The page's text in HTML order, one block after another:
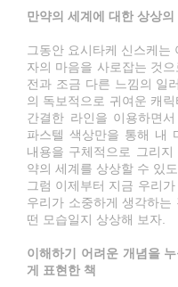
만약의 세계에 대한 상상
그동안 요시타케 신스케는
자의 마음을 사로잡는 것
전과 조금 다른 느낌의 일
의 독보적으로 귀여운 캐
간결한 라인을 이용하면
파스텔 색상만을 통해 내
내용을 구체적으로 그리
약의 세계를 상상할 수 있
그럼 이제부터 지금 우리
우리가 소중하게 생각하는
떤 모습일지 상상해 보자.
이해하기 어려운 개념을
게 표현한 책